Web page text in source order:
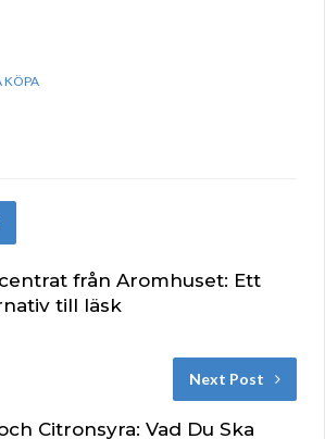
KÖPA
från Aromhuset: Ett
till läsk
Next Post
Citronsyra: Vad Du Ska